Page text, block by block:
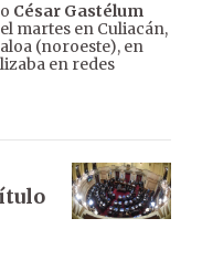
César Gastélum
martes en Culiacán,
(noroeste), en
en redes